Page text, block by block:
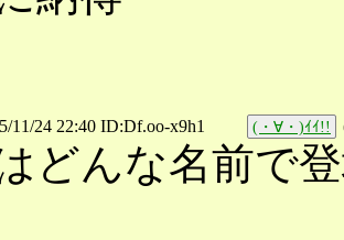
11/24 22:40 ID:Df.oo-x9h1 (・∀・)ｲｲ!!
どんな名前で